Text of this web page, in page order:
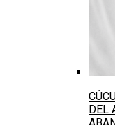
DEL